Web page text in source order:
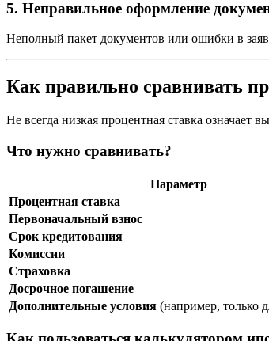
5. Неправильное оформление
Неполный пакет документов или ошибки в
Как правильно сравнивать
Не всегда низкая процентная ставка означает
Что нужно сравнивать?
Параметр
Процентная ставка
Первоначальный взнос
Срок кредитования
Комиссии
Страховка
Досрочное погашение
Дополнительные условия (например, только